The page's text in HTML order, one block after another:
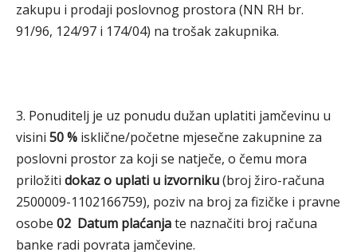
zakupu i prodaji poslovnog prostora (NN RH br.
91/96, 124/97 i 174/04) na trošak zakupnika.
3. Ponuditelj je uz ponudu dužan uplatiti jamčevinu u
visini 50 % isklične/početne mjesečne zakupnine za
poslovni prostor za koji se natječe, o čemu mora
priložiti dokaz o uplati u izvorniku(broj žiro-računa
2500009-1102166759), poziv na broj za fizičke i pravne
osobe 02 Datum plaćanjate naznačiti broj računa
banke radi povrata jamčevine.